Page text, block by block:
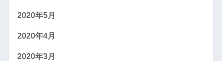
2020年5月
2020年4月
2020年3月